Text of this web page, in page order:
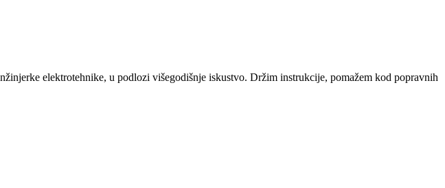
elektrotehnike, u podlozi višegodišnje iskustvo. Držim instrukcije, pomažem kod popravnih